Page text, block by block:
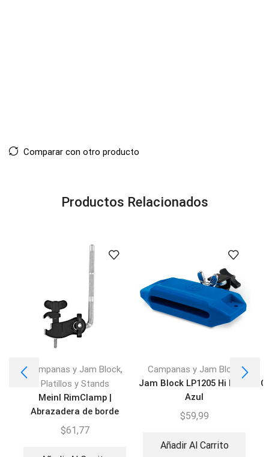
Comparar con otro producto
Productos Relacionados
Campanas y Jam Block,
Platillos y Stands
Meinl RimClamp |
Abrazadera de borde
percusión
$61,77
Campanas y Jam Block
Jam Block LP1205 Hi Pitch
Azul
$59,99
Añadir Al Carrito